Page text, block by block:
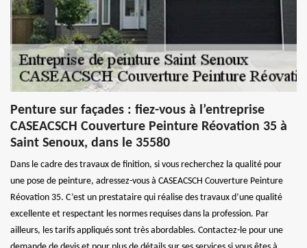
Penture sur façades : fiez-vous à l’entreprise
CASEACSCH Couverture Peinture Réovation 35 à
Saint Senoux, dans le 35580
Dans le cadre des travaux de finition, si vous recherchez la qualité pour
une pose de peinture, adressez-vous à CASEACSCH Couverture Peinture
Réovation 35. C’est un prestataire qui réalise des travaux d’une qualité
excellente et respectant les normes requises dans la profession. Par
ailleurs, les tarifs appliqués sont très abordables. Contactez-le pour une